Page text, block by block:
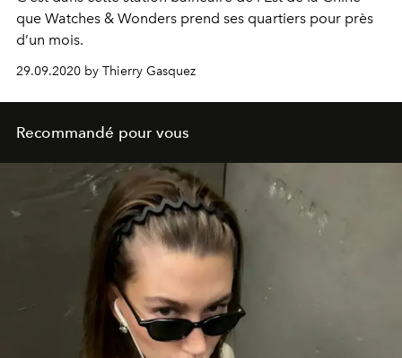
que Watches & Wonders prend ses quartiers pour près
d’un mois.
29.09.2020 by Thierry Gasquez
Recommandé pour vous